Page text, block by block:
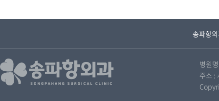
송파항
병원
주소 :